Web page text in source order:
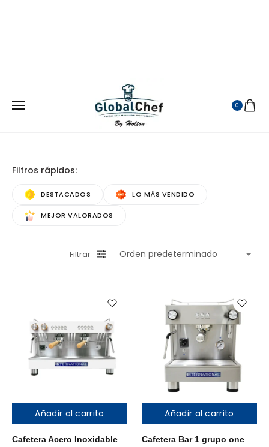
0
Filtros rápidos:
DESTACADOS LO MÁS VENDIDO
MEJOR VALORADOS
Filtrar
Añadir al carrito
Cafetera Acero Inoxidable
Añadir al carrito
Cafetera Bar 1 grupo one